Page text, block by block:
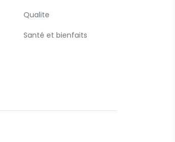
Qualite
Santé et bienfaits